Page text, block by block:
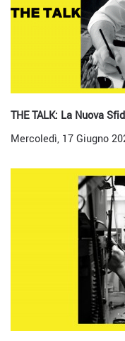
THE TALK: La Nuova
Mercoledì, 17 Giugno